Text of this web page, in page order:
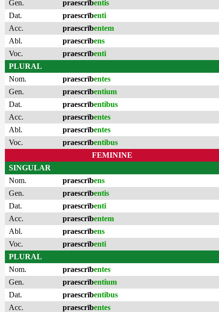
Gen.
praescrībentis
Dat.
praescrībenti
Acc.
praescrībentem
Abl.
praescrībens
Voc.
praescrībenti
PLURAL
Nom.
praescrībentes
Gen.
praescrībentium
Dat.
praescrībentibus
Acc.
praescrībentes
Abl.
praescrībentes
Voc.
praescrībentibus
FEMININE
SINGULAR
Nom.
praescrībens
Gen.
praescrībentis
Dat.
praescrībenti
Acc.
praescrībentem
Abl.
praescrībens
Voc.
praescrībenti
PLURAL
Nom.
praescrībentes
Gen.
praescrībentium
Dat.
praescrībentibus
Acc.
praescrībentes